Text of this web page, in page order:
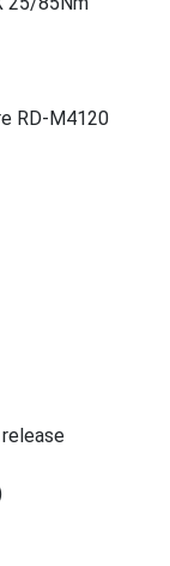
RD-M4120